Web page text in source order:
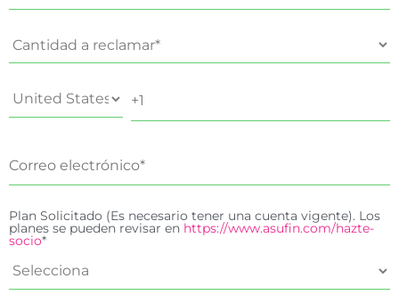
Plan Solicitado (Es necesario tener una cuenta vigente). Los
planes se pueden revisar en https://www.asufin.com/hazte-
socio*